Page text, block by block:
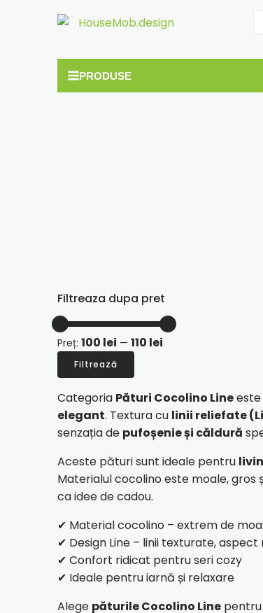
Filtreaza dupa pret
Preț
minim
Preț
maxim
Filtrează
Preț: 100 lei — 110 lei
Categoria Pături Cocolino Line
elegant. Textura cu linii reliefate
senzația de pufoșenie și căldură
Aceste pături sunt ideale pentru
Materialul cocolino este moale,
ca idee de cadou.
✔ Material cocolino – extrem de
✔ Design Line – linii texturate,
✔ Confort ridicat pentru seri cozy
✔ Ideale pentru iarnă și relaxare
Alege păturile Cocolino Line